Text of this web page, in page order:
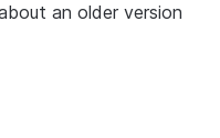
an older version